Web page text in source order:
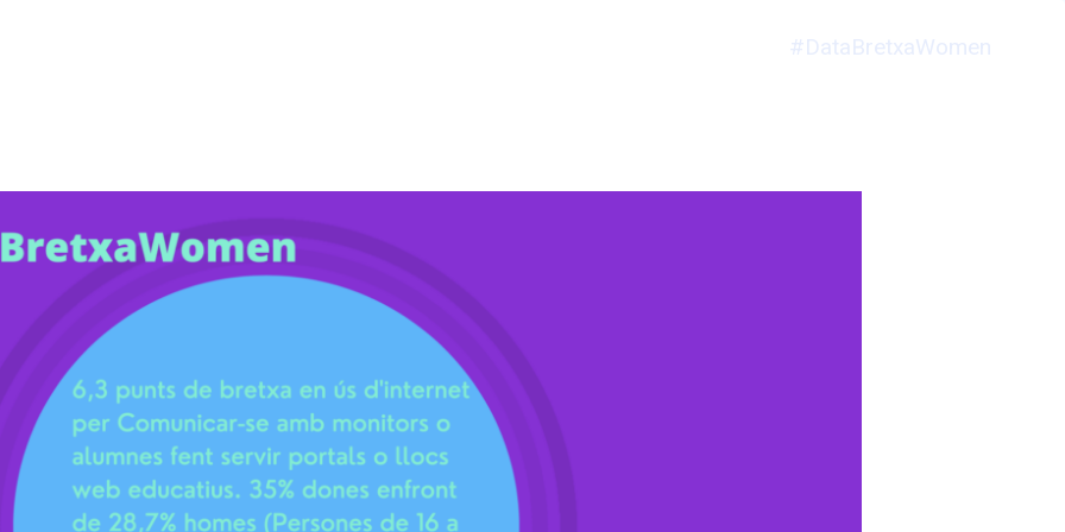
#DataBretxaWomen